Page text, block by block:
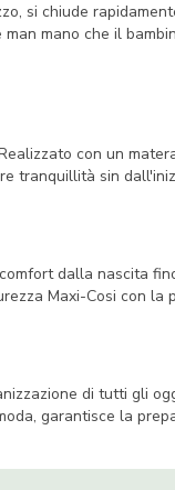
si chiude
mano che il
con un
tranquillità sin
dalla nascita
Maxi-Cosi con
di tutti gli
garantisce la